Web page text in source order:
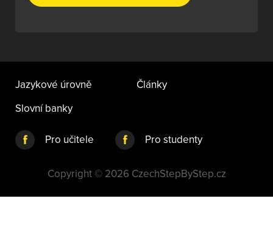
Jazykové úrovně
Články
Slovní banky
Pro učitele Pro studenty
Copyright © 2026 CzechStepByStep.cz